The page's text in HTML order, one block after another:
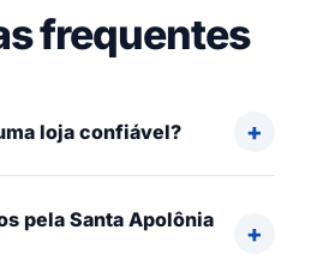
frequentes
loja confiável?
pela Santa Apolônia